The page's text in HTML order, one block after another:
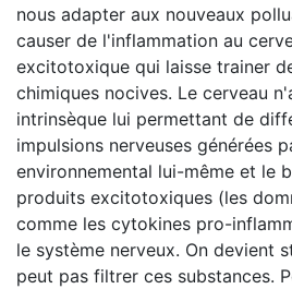
nous adapter aux nouveaux
causer de l'inflammation au
excitotoxique qui laisse trainer
chimiques nocives. Le cerveau
intrinsèque lui permettant de
impulsions nerveuses générées
environnemental lui-même et le
produits excitotoxiques (les
comme les cytokines pro-
le système nerveux. On devient
peut pas filtrer ces substances.